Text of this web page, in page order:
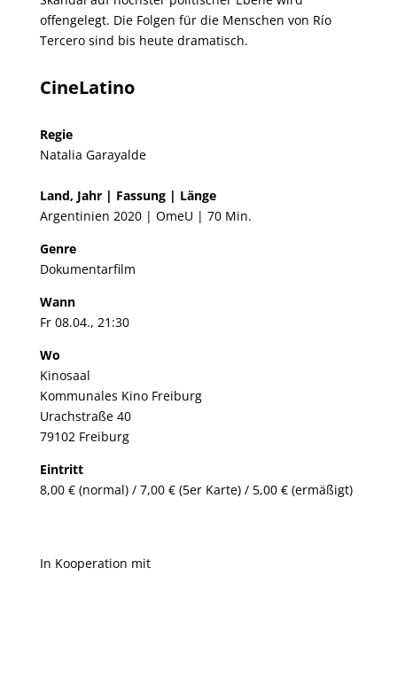
offengelegt. Die Folgen für die Menschen von Río
Tercero sind bis heute dramatisch.
CineLatino
Regie
Natalia Garayalde
Land, Jahr | Fassung | Länge
Argentinien 2020 | OmeU | 70 Min.
Genre
Dokumentarfilm
Wann
Fr 08.04., 21:30
Wo
Kinosaal
Kommunales Kino Freiburg
Urachstraße 40
79102 Freiburg
Eintritt
8,00 € (normal) / 7,00 € (5er Karte) / 5,00 € (ermäßigt)
In Kooperation mit